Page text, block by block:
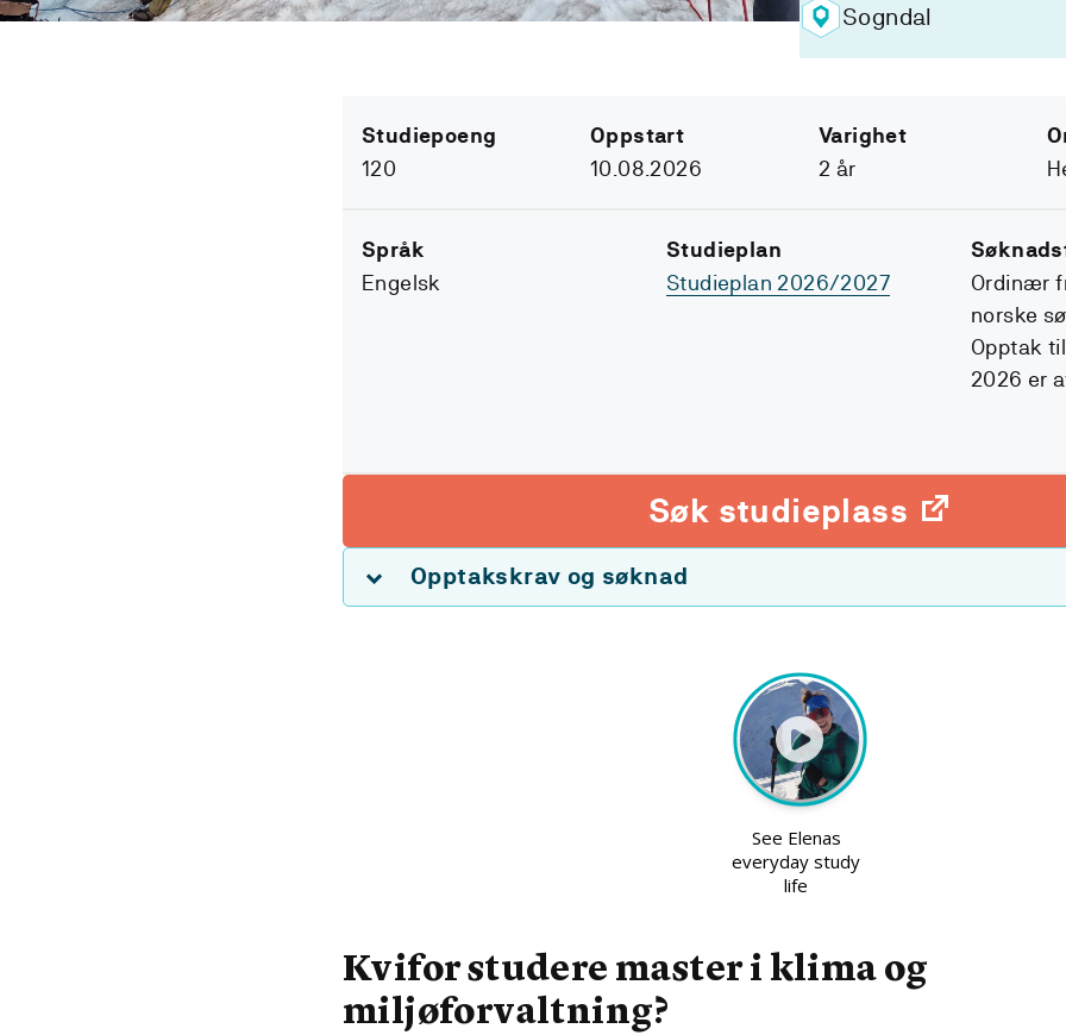
Sogndal
Studiepoeng
120
Oppstart
10.08.2026
Varighet
2 år
Språk
Engelsk
Studieplan
Studieplan 2026/2027
Ordinær
norske
Opptak
2026 er
Søk studieplass
Opptakskrav og søknad
Kvifor studere master i klima og
miljøforvaltning?